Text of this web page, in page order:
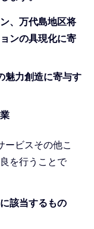
、万代島地区将
ンの具現化に寄
魅力創造に寄与す
ービスその他こ
を行うことで
該当するもの